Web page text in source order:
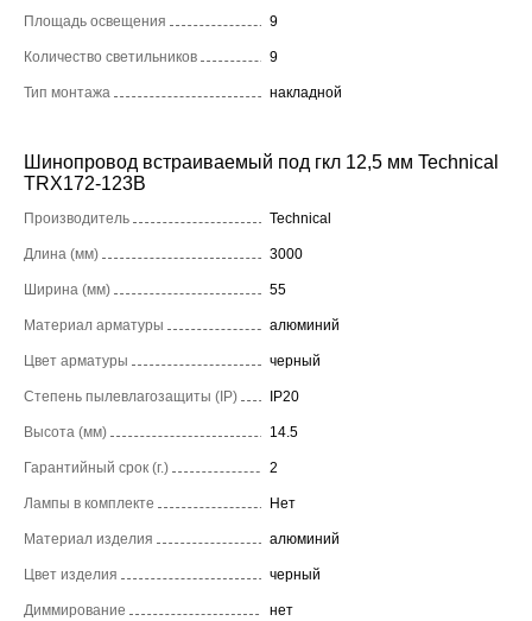
Площадь освещения 9
Количество светильников 9
Тип монтажа накладной
Шинопровод встраиваемый под гкл 12,5 мм Technical
TRX172-123B
Производитель Technical
Длина (мм) 3000
Ширина (мм) 55
Материал арматуры алюминий
Цвет арматуры черный
Степень пылевлагозащиты (IP) IP20
Высота (мм) 14.5
Гарантийный срок (г.) 2
Лампы в комплекте Нет
Материал изделия алюминий
Цвет изделия черный
Диммирование нет